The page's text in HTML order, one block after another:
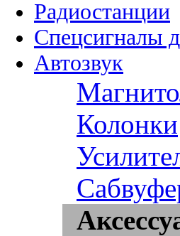
Радиостанции
Спецсигналы
Автозвук
Колонки